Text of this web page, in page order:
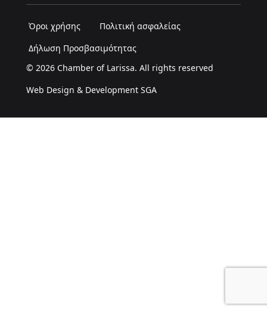
Όροι χρήσης
Πολιτική ασφαλείας
Δήλωση Προσβασιμότητας
© 2026 Chamber of Larissa. All rights reserved
Web Design & Development SGA